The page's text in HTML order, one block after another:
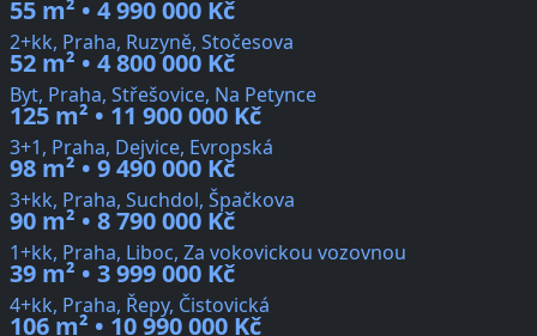
55 m² • 4 990 000 Kč
2+kk, Praha, Ruzyně, Stočesova
52 m² • 4 800 000 Kč
Byt, Praha, Střešovice, Na Petynce
125 m² • 11 900 000 Kč
3+1, Praha, Dejvice, Evropská
98 m² • 9 490 000 Kč
3+kk, Praha, Suchdol, Špačkova
90 m² • 8 790 000 Kč
1+kk, Praha, Liboc, Za vokovickou vozovnou
39 m² • 3 999 000 Kč
4+kk, Praha, Řepy, Čistovická
106 m² • 10 990 000 Kč